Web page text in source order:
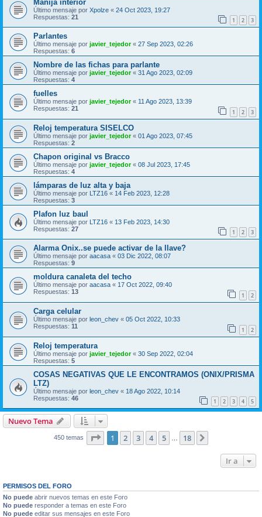
Manija interior
Último mensaje por Xpolze « 24 Oct 2023, 19:27
Respuestas: 21 1 2 3
Parlantes
Último mensaje por javier_tejedor« 27 Sep 2023, 02:26
Respuestas: 6
Nombre de las fichas para parlante
Último mensaje por javier_tejedor« 31 Ago 2023, 02:09
Respuestas: 4
fuelles
Último mensaje por javier_tejedor« 11 Ago 2023, 13:39
Respuestas: 21 1 2 3
Reloj temperatura SISELCO
Último mensaje por javier_tejedor« 01 Ago 2023, 07:45
Respuestas: 2
Chapon original vs Bracco
Último mensaje por javier_tejedor« 08 Jul 2023, 17:45
Respuestas: 4
lámparas de luz alta y baja
Último mensaje por LTZ16 « 14 Feb 2023, 12:28
Respuestas: 3
Plafon luz baul
Último mensaje por LTZ16 « 13 Feb 2023, 14:30
Respuestas: 27 1 2 3
Alarma Onix..se puede activar de la llave?
Último mensaje por aacasa « 03 Dic 2022, 08:07
Respuestas: 9
moldura canaleta del techo
Último mensaje por aacasa « 17 Oct 2022, 09:40
Respuestas: 13 1 2
Carga celular
Último mensaje por leon_chev « 05 Oct 2022, 10:33
Respuestas: 11 1 2
Reloj temperatura
Último mensaje por javier_tejedor« 30 Sep 2022, 02:04
Respuestas: 5
COSAS NEGATIVAS QUE LE ENCONTRAMOS (ONIX/PRISMA
LTZ)
Último mensaje por leon_chev « 18 Ago 2022, 10:14
Respuestas: 46 1 2 3 4 5
Nuevo Tema
450 temas Página de 18
1 2 3 4 5 … 18
Ir a
PERMISOS DEL FORO
No puede abrir nuevos temas en este Foro
No puede responder a temas en este Foro
No puede editar sus mensajes en este Foro